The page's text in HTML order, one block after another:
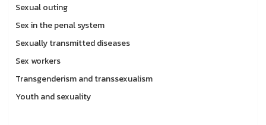
Sexual outing
Sex in the penal system
Sexually transmitted diseases
Sex workers
Transgenderism and transsexualism
Youth and sexuality